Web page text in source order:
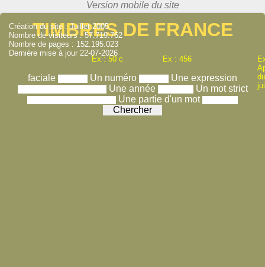
TIMBRES DE FRANCE
Ex : 50 c Ex : 456
faciale Un numéro
Une expression
Une année
Un mot strict
Une partie d'un mot
Création du site : Juillet 2005
Nombre de visiteurs : 57.719.762
Nombre de pages : 152.195.023
Dernière mise à jour 22-07-2026